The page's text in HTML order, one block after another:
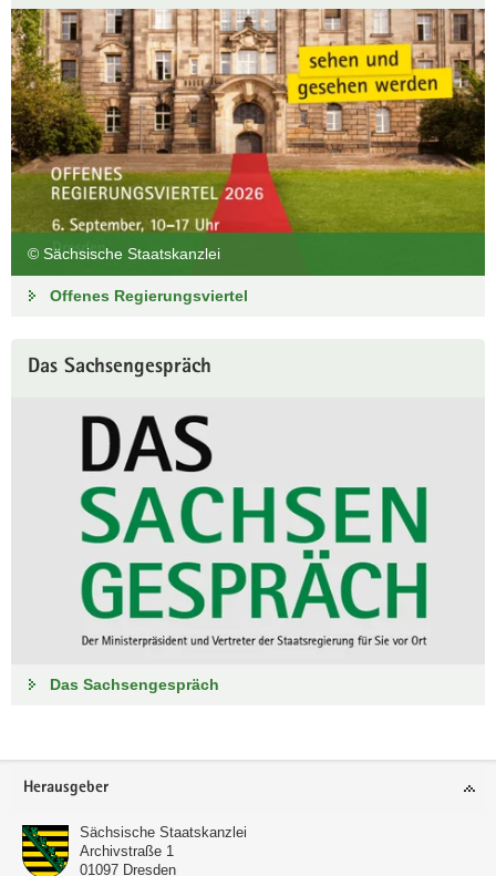
a
t
i
o
n
© Sächsische Staatskanzlei
Offenes Regierungsviertel
Das Sachsengespräch
Das Sachsengespräch
Footer-
Herausgeber
Sächsische Staatskanzlei
Archivstraße 1
01097 Dresden